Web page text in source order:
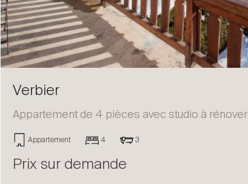
Verbier
Appartement de 4 pièces avec studio à rénover
Appartement 4 3
Prix sur demande